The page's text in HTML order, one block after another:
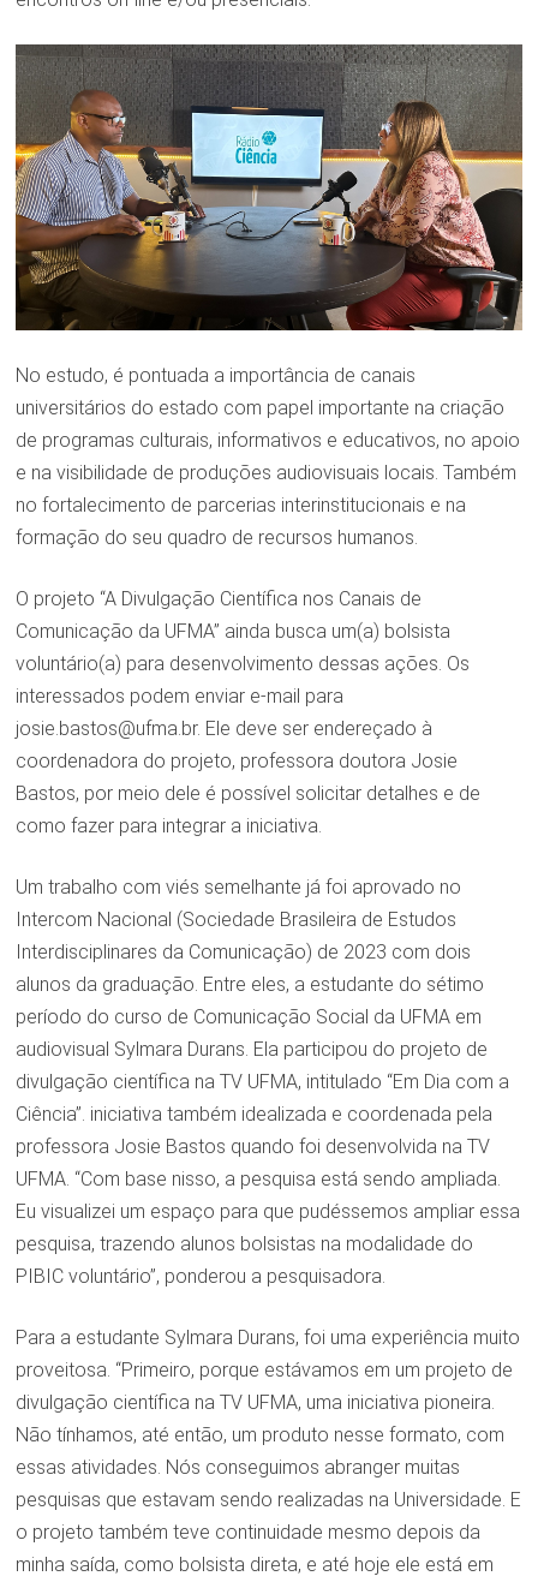
No estudo, é pontuada a importância de canais
universitários do estado com papel importante na criação
de programas culturais, informativos e educativos, no apoio
e na visibilidade de produções audiovisuais locais. Também
no fortalecimento de parcerias interinstitucionais e na
formação do seu quadro de recursos humanos.
O projeto “A Divulgação Científica nos Canais de
Comunicação da UFMA” ainda busca um(a) bolsista
voluntário(a) para desenvolvimento dessas ações. Os
interessados podem enviar e-mail para
josie.bastos@ufma.br. Ele deve ser endereçado à
coordenadora do projeto, professora doutora Josie
Bastos, por meio dele é possível solicitar detalhes e de
como fazer para integrar a iniciativa.
Um trabalho com viés semelhante já foi aprovado no
Intercom Nacional (Sociedade Brasileira de Estudos
Interdisciplinares da Comunicação) de 2023 com dois
alunos da graduação. Entre eles, a estudante do sétimo
período do curso de Comunicação Social da UFMA em
audiovisual Sylmara Durans. Ela participou do projeto de
divulgação científica na TV UFMA, intitulado “Em Dia com a
Ciência”. iniciativa também idealizada e coordenada pela
professora Josie Bastos quando foi desenvolvida na TV
UFMA. “Com base nisso, a pesquisa está sendo ampliada.
Eu visualizei um espaço para que pudéssemos ampliar essa
pesquisa, trazendo alunos bolsistas na modalidade do
PIBIC voluntário”, ponderou a pesquisadora.
Para a estudante Sylmara Durans, foi uma experiência muito
proveitosa. “Primeiro, porque estávamos em um projeto de
divulgação científica na TV UFMA, uma iniciativa pioneira.
Não tínhamos, até então, um produto nesse formato, com
essas atividades. Nós conseguimos abranger muitas
pesquisas que estavam sendo realizadas na Universidade. E
o projeto também teve continuidade mesmo depois da
minha saída, como bolsista direta, e até hoje ele está em